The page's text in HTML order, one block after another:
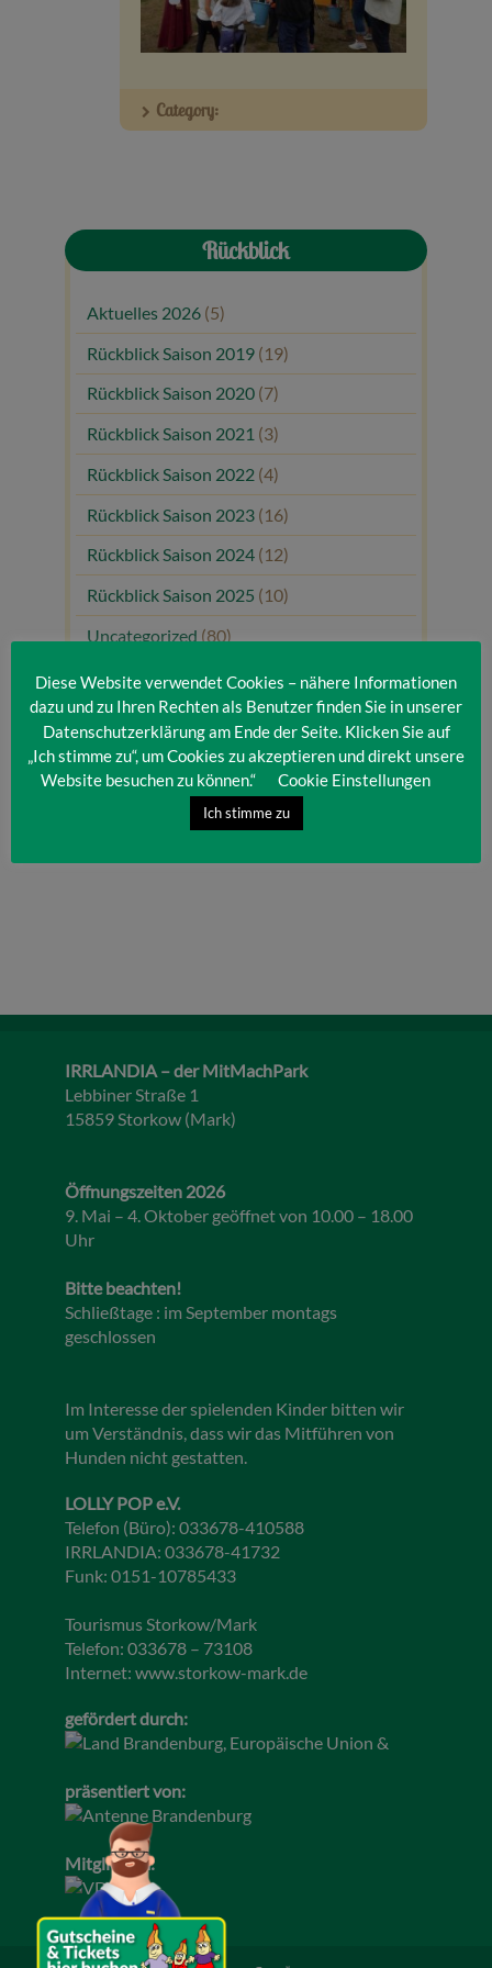
Veranstaltungen
Baumpaten
Category:
Rückblick
Aktuelles 2026 (5)
Rückblick Saison 2019 (19)
Rückblick Saison 2020 (7)
Rückblick Saison 2021 (3)
Rückblick Saison 2022 (4)
Rückblick Saison 2023 (16)
Rückblick Saison 2024 (12)
Rückblick Saison 2025 (10)
Uncategorized (80)
Unsere Gäste(1)
IRRLANDIA – der MitMachPark
Lebbiner Straße 1
15859 Storkow (Mark)
Öffnungszeiten 2026
9. Mai – 4. Oktober geöffnet von 10.00 – 18.00
Uhr
Bitte beachten!
Schließtage : im September montags
geschlossen
Im Interesse der spielenden Kinder bitten wir
um Verständnis, dass wir das Mitführen von
Hunden nicht gestatten.
LOLLY POP e.V.
Telefon (Büro): 033678-410588
IRRLANDIA: 033678-41732
Funk: 0151-10785433
Tourismus Storkow/Mark
Telefon: 033678 – 73108
Internet: www.storkow-mark.de
gefördert durch:
präsentiert von:
Mitglied im:
Diese Website verwendet Cookies – nähere Informationen
dazu und zu Ihren Rechten als Benutzer finden Sie in unserer
Datenschutzerklärung am Ende der Seite. Klicken Sie auf
„Ich stimme zu“, um Cookies zu akzeptieren und direkt unsere
Website besuchen zu können.“
Cookie Einstellungen
Ich stimme zu